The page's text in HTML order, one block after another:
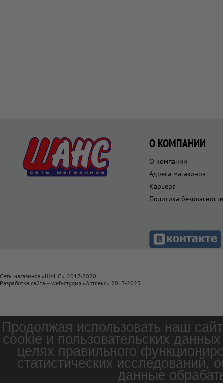
О КОМПАНИИ
О компании
Адреса магазинов
Карьера
Политика безопасности
Сеть магазинов «ШАНС», 2017-2020
Разработка сайта – web-студия «Артлекс», 2017-2023
Продолжая использовать наш
cookie и пользовательских
целях правильного
статистических
данные